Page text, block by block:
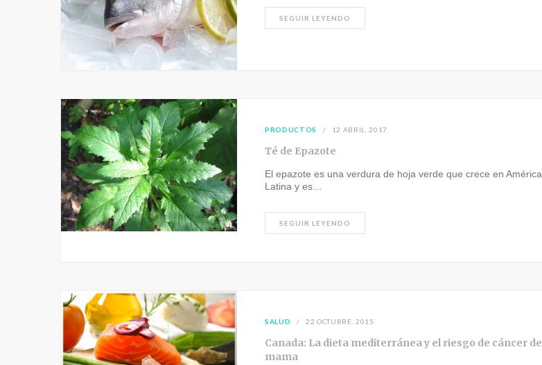
SEGUIR LEYENDO
PRODUCTOS 12 ABRIL, 2017
Té de Epazote
El epazote es una verdura de hoja verde que crece en América
Latina y es…
SEGUIR LEYENDO
SALUD 22 OCTUBRE, 2015
Canada: La dieta mediterránea y el riesgo de cáncer de
mama